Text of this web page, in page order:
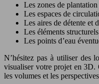
Les zones de
Les espaces de
Les aires de détente et
Les éléments
Les points d’eau
N’hésitez pas à utiliser des
visualiser votre projet en 3D.
les volumes et les